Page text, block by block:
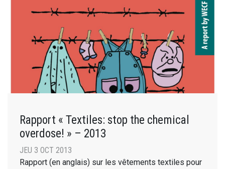
Rapport « Textiles: stop the chemical
overdose! » – 2013
JEU 3 OCT 2013
Rapport (en anglais) sur les vêtements textiles pour